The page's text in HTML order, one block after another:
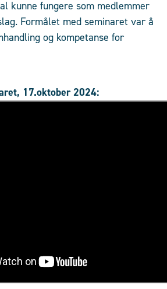
kunne fungere som medlemmer
Formålet med seminaret var å
og kompetanse for
17.oktober 2024: